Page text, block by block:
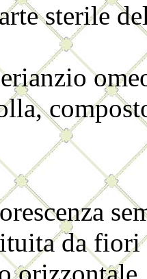
sterile
da fiori